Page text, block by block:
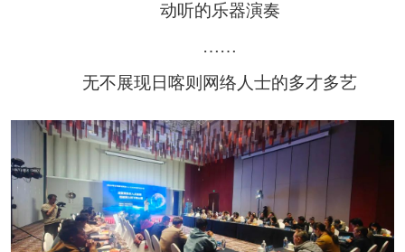
动听的乐器演奏
……
无不展现日喀则网络人士的多才多艺